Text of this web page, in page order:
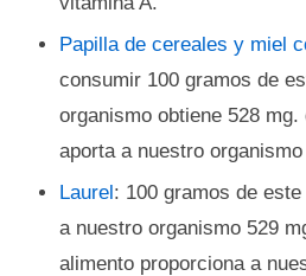
Papilla de cereales y miel
consumir 100 gramos de
organismo obtiene 528
aporta a nuestro
Laurel: 100 gramos de
a nuestro organismo 529
alimento proporciona a